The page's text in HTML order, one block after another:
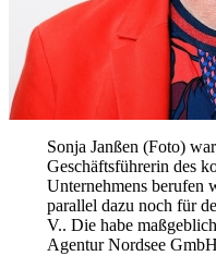
Sonja Janßen (Foto)
Geschäftsführerin des
Unternehmens berufen
parallel dazu noch für
V.. Die habe
Agentur Nordsee